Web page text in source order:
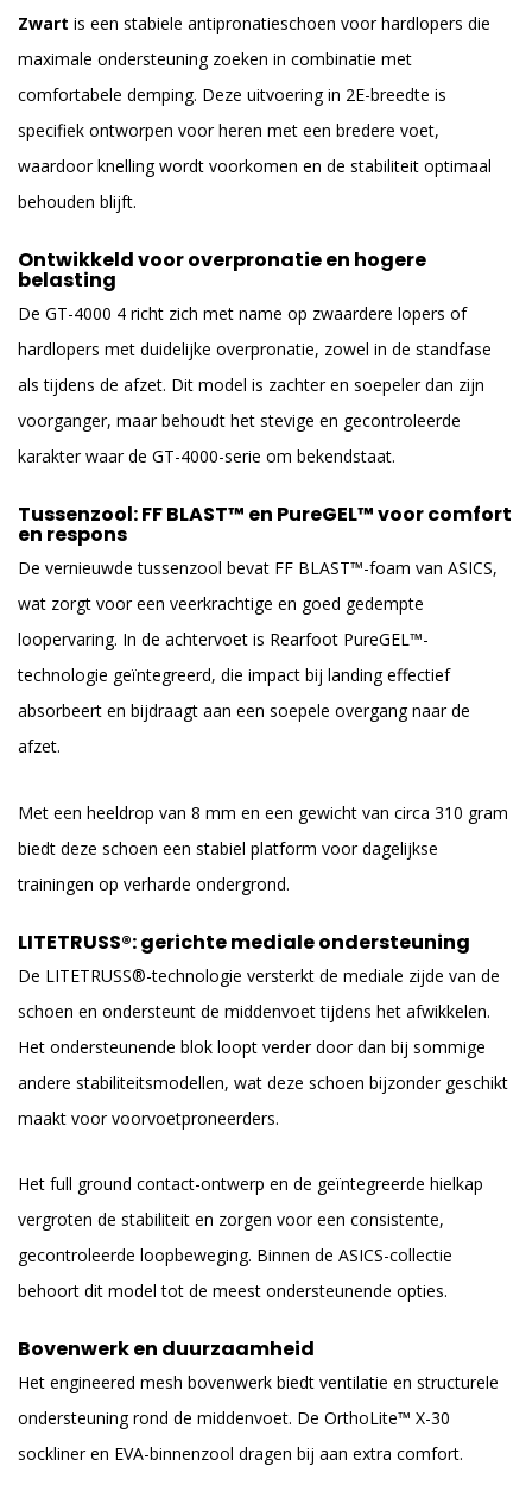
Zwart is een stabiele antipronatieschoen voor hardlopers die
maximale ondersteuning zoeken in combinatie met
comfortabele demping. Deze uitvoering in 2E-breedte is
specifiek ontworpen voor heren met een bredere voet,
waardoor knelling wordt voorkomen en de stabiliteit optimaal
behouden blijft.
Ontwikkeld voor overpronatie en hogere
belasting
De GT-4000 4 richt zich met name op zwaardere lopers of
hardlopers met duidelijke overpronatie, zowel in de standfase
als tijdens de afzet. Dit model is zachter en soepeler dan zijn
voorganger, maar behoudt het stevige en gecontroleerde
karakter waar de GT-4000-serie om bekendstaat.
Tussenzool: FF BLAST™ en PureGEL™ voor comfort
en respons
De vernieuwde tussenzool bevat FF BLAST™-foam van ASICS,
wat zorgt voor een veerkrachtige en goed gedempte
loopervaring. In de achtervoet is Rearfoot PureGEL™-
technologie geïntegreerd, die impact bij landing effectief
absorbeert en bijdraagt aan een soepele overgang naar de
afzet.
Met een heeldrop van 8 mm en een gewicht van circa 310 gram
biedt deze schoen een stabiel platform voor dagelijkse
trainingen op verharde ondergrond.
LITETRUSS®: gerichte mediale ondersteuning
De LITETRUSS®-technologie versterkt de mediale zijde van de
schoen en ondersteunt de middenvoet tijdens het afwikkelen.
Het ondersteunende blok loopt verder door dan bij sommige
andere stabiliteitsmodellen, wat deze schoen bijzonder geschikt
maakt voor voorvoetproneerders.
Het full ground contact-ontwerp en de geïntegreerde hielkap
vergroten de stabiliteit en zorgen voor een consistente,
gecontroleerde loopbeweging. Binnen de ASICS-collectie
behoort dit model tot de meest ondersteunende opties.
Bovenwerk en duurzaamheid
Het engineered mesh bovenwerk biedt ventilatie en structurele
ondersteuning rond de middenvoet. De OrthoLite™ X-30
sockliner en EVA-binnenzool dragen bij aan extra comfort.